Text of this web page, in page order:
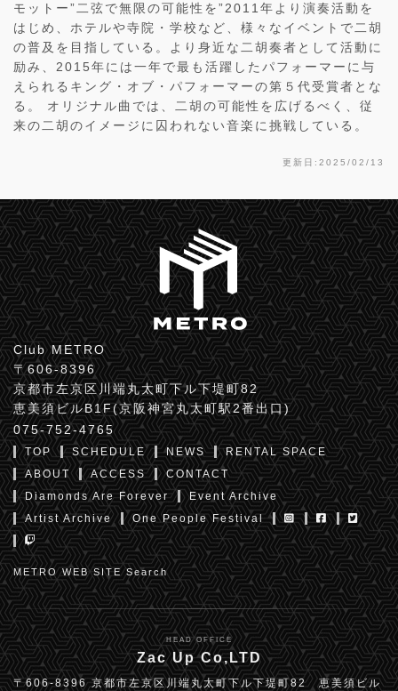
モットー”二弦で無限の可能性を”2011年より演奏活動を
はじめ、ホテルや寺院・学校など、様々なイベントで二胡
の普及を目指している。より身近な二胡奏者として活動に
励み、2015年には一年で最も活躍したパフォーマーに与
えられるキング・オブ・パフォーマーの第５代受賞者とな
る。 オリジナル曲では、二胡の可能性を広げるべく、従
来の二胡のイメージに囚われない音楽に挑戦している。
更新日:2025/02/13
Club METRO
〒606-8396
京都市左京区川端丸太町下ル下堤町82
恵美須ビルB1F(京阪神宮丸太町駅2番出口)
075-752-4765
TOP SCHEDULE NEWS
RENTAL SPACE
ABOUT
ACCESS
CONTACT
Diamonds Are Forever
Event Archive
Artist Archive
One People Festival
METRO WEB SITE Search
HEAD OFFICE
Zac Up Co,LTD
〒606-8396 京都市左京区川端丸太町下ル下堤町82 恵美須ビル